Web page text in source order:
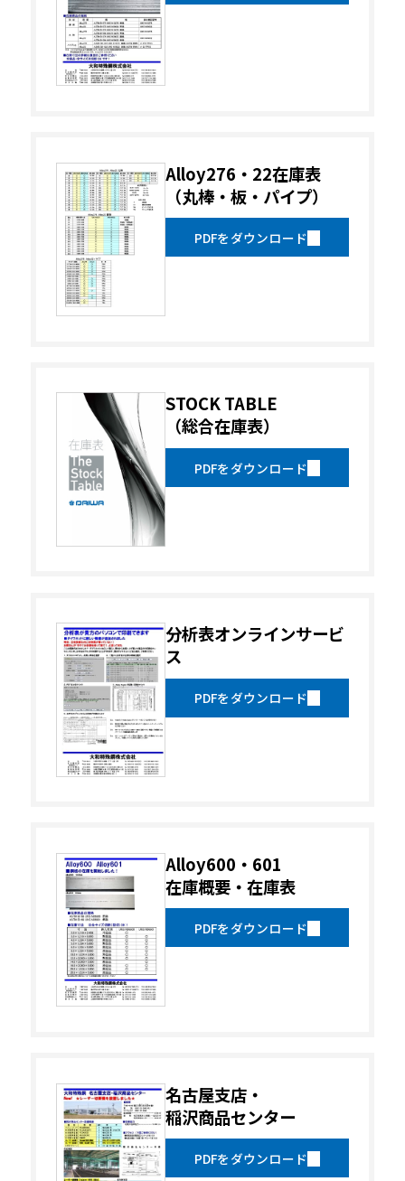
Alloy276・22在庫表
（丸棒・板・パイプ）
PDFをダウンロード
STOCK TABLE
（総合在庫表）
PDFをダウンロード
分析表オンラインサービ
ス
PDFをダウンロード
Alloy600・601
在庫概要・在庫表
PDFをダウンロード
名古屋支店・
稲沢商品センター
PDFをダウンロード